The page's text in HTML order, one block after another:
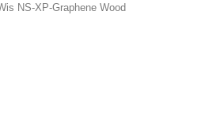
NS-XP-Graphene Wood